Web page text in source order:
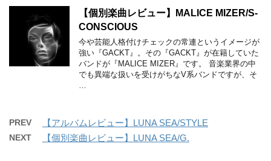
【個別楽曲レビュー】MALICE MIZER/S-
CONSCIOUS
今や芸能人格付けチェックの常連というイメージが
強い『GACKT』。その『GACKT』が在籍していた
バンドが『MALICE MIZER』です。 音楽業界の中
でも異端な扱いを受けがちなV系バンドですが、そ
…
PREV 【アルバムレビュー】LUNA SEA/STYLE
NEXT 【個別楽曲レビュー】LUNA SEA/G.